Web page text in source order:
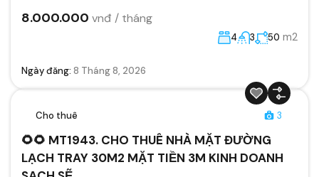
8.000.000 vnđ / tháng
4 3 50 m2
Ngày đăng: 8 Tháng 8, 2026
Cho thuê 3
🌻🌻 MT1943. CHO THUÊ NHÀ MẶT ĐƯỜNG
LẠCH TRAY 30M2 MẶT TIỀN 3M KINH DOANH